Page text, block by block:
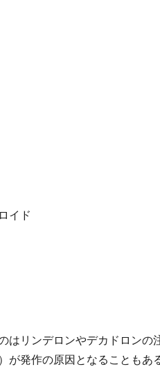
イド
はリンデロンやデカドロンの
が発作の原因となることもあ